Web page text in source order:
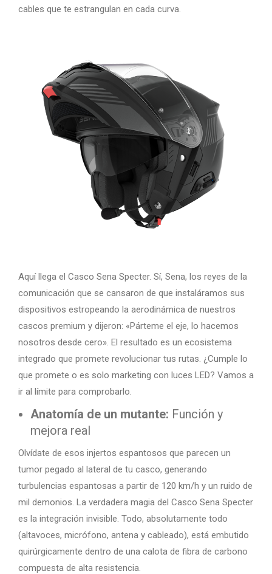
cables que te estrangulan en cada curva.
Aquí llega el Casco Sena Specter. Sí, Sena, los reyes de la
comunicación que se cansaron de que instaláramos sus
dispositivos estropeando la aerodinámica de nuestros
cascos premium y dijeron: «Párteme el eje, lo hacemos
nosotros desde cero». El resultado es un ecosistema
integrado que promete revolucionar tus rutas. ¿Cumple lo
que promete o es solo marketing con luces LED? Vamos a
ir al límite para comprobarlo.
Anatomía de un mutante: Función y
mejora real
Olvídate de esos injertos espantosos que parecen un
tumor pegado al lateral de tu casco, generando
turbulencias espantosas a partir de 120 km/h y un ruido de
mil demonios. La verdadera magia del Casco Sena Specter
es la integración invisible. Todo, absolutamente todo
(altavoces, micrófono, antena y cableado), está embutido
quirúrgicamente dentro de una calota de fibra de carbono
compuesta de alta resistencia.